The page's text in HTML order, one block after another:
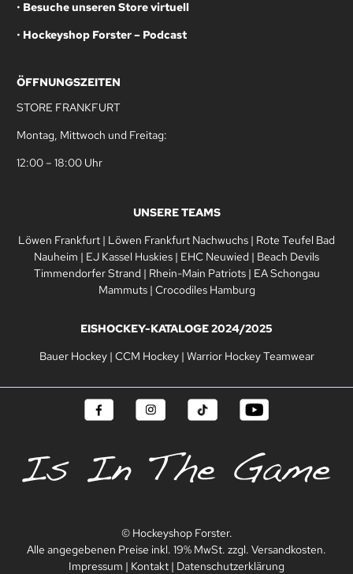
• Besuche unseren Store virtuell
• Hockeyshop Forster – Podcast
ÖFFNUNGSZEITEN
STORE FRANKFURT
Montag, Mittwoch und Freitag:
12:00 – 18:00 Uhr
UNSERE TEAMS
Löwen Frankfurt | Löwen Frankfurt Nachwuchs | Rote Teufel Bad
Nauheim | EJ Kassel Huskies | EHC Neuwied | Beach Devils
Timmendorfer Strand | Rhein-Main Patriots| EA Schongau
Mammuts| Crocodiles Hamburg
EISHOCKEY-KATALOGE 2024/2025
Bauer Hockey| CCM Hockey| Warrior Hockey Teamwear
© Hockeyshop Forster.
Alle angegebenen Preise inkl. 19% MwSt. zzgl. Versandkosten.
Impressum | Kontakt | Datenschutzerklärung